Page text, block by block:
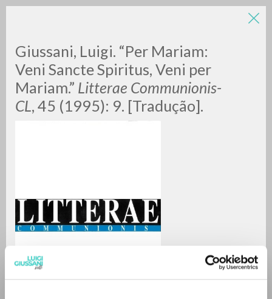
Giussani, Luigi. “Per Mariam:
Veni Sancte Spiritus, Veni per
Mariam.” Litterae Communionis-
CL, 45 (1995): 9. [Tradução].
LUIGI
GIUSSANI